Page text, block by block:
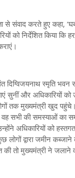
संवाद करते हुए कहा,
को निर्देशित किया
स्मृति भवन
सुनीं और अधिकारियों
तक मुख्यमंत्री खुद
सभी की समस्याओं का
अधिकारियों को
लोगों द्वारा जमीन
तो मुख्यमंत्री ने जलाने